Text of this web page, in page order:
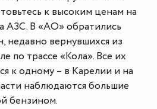
к высоким ценам на
АЗС. В «АО» обратились
недавно вернувшихся из
по трассе «Кола». Все их
к одному – в Карелии и на
наблюдаются большие
бензином.